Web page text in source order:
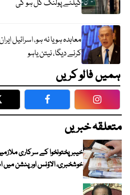
کیلئے پولنگ کل ہو گی
معاہدہ ہو یا نہ ہو، اسرائیل
کرنے دیگا، نیتن یاہو
ہمیں فالو کریں
Facebook
متعلقہ خبریں
خیبرپختونخوا کے سرکاری
خوشخبری، الاؤنس اور پنشن میں